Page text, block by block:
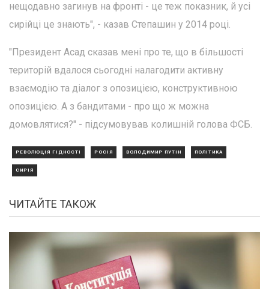
нещодавно загинув на фронті - це теж показник, й усі
сирійці це знають", - казав Степашин у 2014 році.
"Президент Асад сказав мені про те, що в більшості
територій вдалося сьогодні налагодити активну
взаємодію та діалог з опозицією, конструктивною
опозицією. А з бандитами - про що ж можна
домовлятися?" - підсумовував колишній голова ФСБ.
РЕВОЛЮЦІЯ ГІДНОСТІ РОСІЯ ВОЛОДИМИР ПУТІН ПОЛІТИКА
СИРІЯ
ЧИТАЙТЕ ТАКОЖ